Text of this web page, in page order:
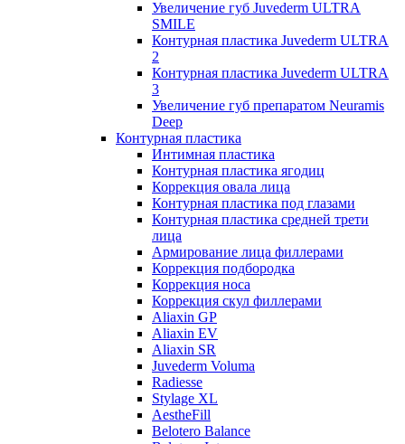
Увеличение губ Juvederm ULTRA
SMILE
Контурная пластика Juvederm ULTRA
2
Контурная пластика Juvederm ULTRA
3
Увеличение губ препаратом Neuramis
Deep
Контурная пластика
Интимная пластика
Контурная пластика ягодиц
Коррекция овала лица
Контурная пластика под глазами
Контурная пластика средней трети
лица
Армирование лица филлерами
Коррекция подбородка
Коррекция носа
Коррекция скул филлерами
Aliaxin GP
Aliaxin EV
Aliaxin SR
Juvederm Voluma
Radiesse
Stylage XL
AestheFill
Belotero Balance